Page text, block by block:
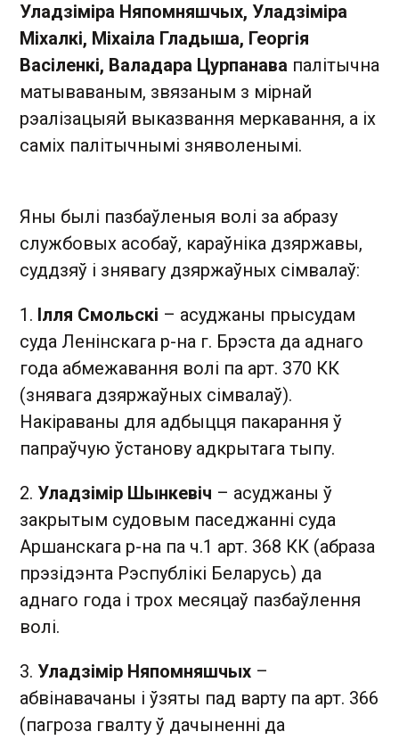
Уладзіміра Няпомняшчых, Уладзіміра
Міхалкі, Міхаіла Гладыша, Георгія
Васіленкі, Валадара Цурпанава палітычна
матываваным, звязаным з мірнай
рэалізацыяй выказвання меркавання, а іх
саміх палітычнымі зняволенымі.
Яны былі пазбаўленыя волі за абразу
службовых асобаў, караўніка дзяржавы,
суддзяў і знявагу дзяржаўных сімвалаў:
1. Ілля Смольскі – асуджаны прысудам
суда Ленінскага р-на г. Брэста да аднаго
года абмежавання волі па арт. 370 КК
(знявага дзяржаўных сімвалаў).
Накіраваны для адбыцця пакарання ў
папраўчую ўстанову адкрытага тыпу.
2. Уладзімір Шынкевіч – асуджаны ў
закрытым судовым паседжанні суда
Аршанскага р-на па ч.1 арт. 368 КК (абраза
прэзідэнта Рэспублікі Беларусь) да
аднаго года і трох месяцаў пазбаўлення
волі.
3. Уладзімір Няпомняшчых –
абвінавачаны і ўзяты пад варту па арт. 366
(пагроза гвалту ў дачыненні да